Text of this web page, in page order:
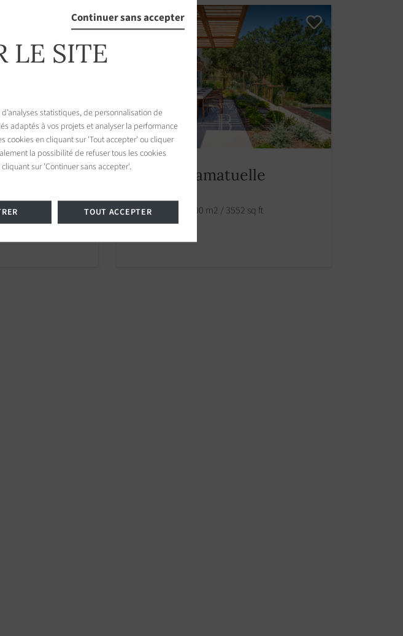
sq ft
Maison Ramatuelle
6 chambres 330.00 m2 / 3552 sq ft
Continuer sans accepter
LE SITE
statistiques, de personnalisation de
adaptés à vos projets et analyser la performance
cookies en cliquant sur 'Tout accepter' ou cliquer
la possibilité de refuser tous les cookies
sur 'Continuer sans accepter'.
TOUT ACCEPTER